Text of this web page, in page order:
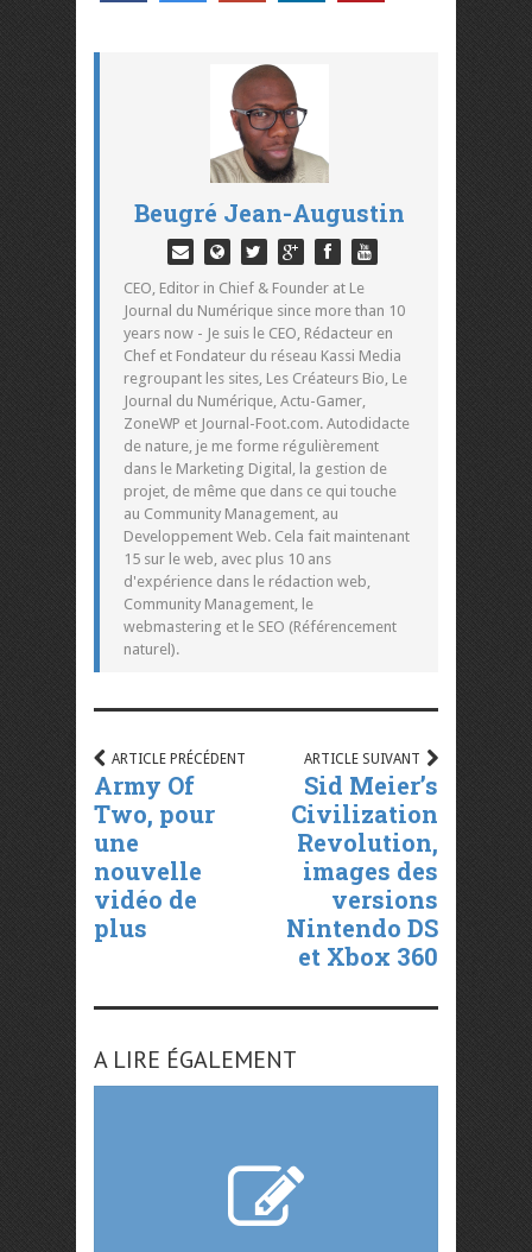
Beugré Jean-Augustin
CEO, Editor in Chief & Founder at Le
Journal du Numérique since more than 10
years now - Je suis le CEO, Rédacteur en
Chef et Fondateur du réseau Kassi Media
regroupant les sites, Les Créateurs Bio, Le
Journal du Numérique, Actu-Gamer,
ZoneWP et Journal-Foot.com. Autodidacte
de nature, je me forme régulièrement
dans le Marketing Digital, la gestion de
projet, de même que dans ce qui touche
au Community Management, au
Developpement Web. Cela fait maintenant
15 sur le web, avec plus 10 ans
d'expérience dans le rédaction web,
Community Management, le
webmastering et le SEO (Référencement
naturel).
ARTICLE PRÉCÉDENT
Army Of
Two, pour
une
nouvelle
vidéo de
plus
ARTICLE SUIVANT
Sid Meier’s
Civilization
Revolution,
images des
versions
Nintendo DS
et Xbox 360
A LIRE ÉGALEMENT